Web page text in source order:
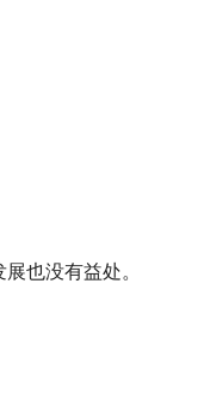
也没有益处。